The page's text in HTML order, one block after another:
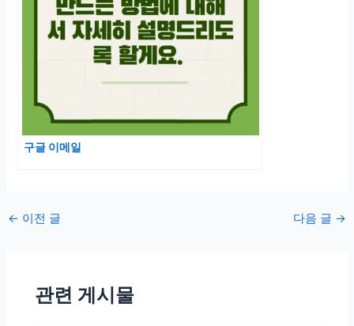
구글 이메일
포
← 이전 글 다음 글 →
관련 게시물